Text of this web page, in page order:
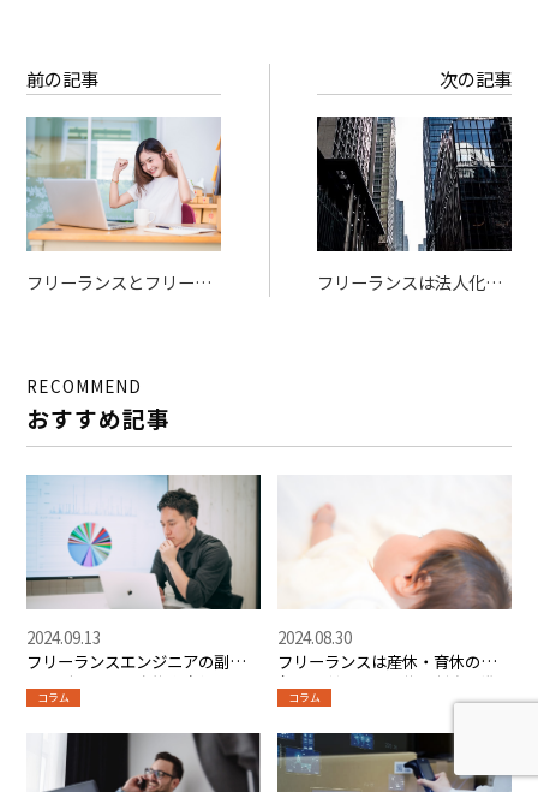
前の記事
フリーランスとフリータ
を徹底比較！
次の記事
フリーランスは法人化す
RECOMMEND
おすすめ記事
フリーランスエンジニアの副業
ってどうなの？実態や案件の探
し方をご紹介
2024.09.13
コラム
フリーランスは産休・育休の対
象外！利用できる休業制度と準
備しておきたいこと
2024.08.30
コラム